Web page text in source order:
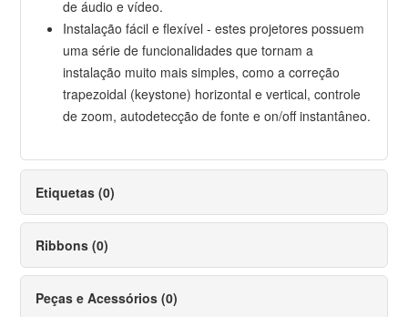
de áudio e vídeo.
Instalação fácil e flexível - estes projetores possuem
uma série de funcionalidades que tornam a
instalação muito mais simples, como a correção
trapezoidal (keystone) horizontal e vertical, controle
de zoom, autodetecção de fonte e on/off instantâneo.
Etiquetas (0)
Ribbons (0)
Peças e Acessórios (0)